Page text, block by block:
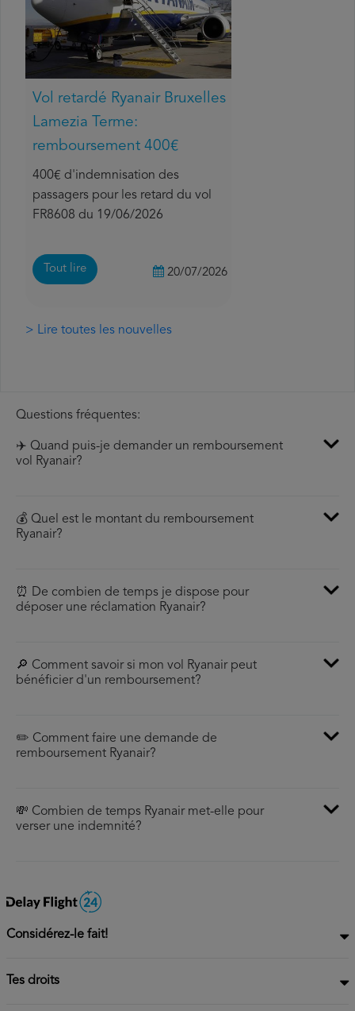
Vol retardé Ryanair Bruxelles
Lamezia Terme:
remboursement 400€
400€ d'indemnisation des
passagers pour les retard du vol
FR8608 du 19/06/2026
Tout lire 20/07/2026
> Lire toutes les nouvelles
Questions fréquentes:
✈️ Quand puis-je demander un remboursement
vol Ryanair?
💰 Quel est le montant du remboursement
Ryanair?
⏰ De combien de temps je dispose pour
déposer une réclamation Ryanair?
🔎 Comment savoir si mon vol Ryanair peut
bénéficier d'un remboursement?
✏️ Comment faire une demande de
remboursement Ryanair?
💸 Combien de temps Ryanair met-elle pour
verser une indemnité?
Considérez-le fait!
Tes droits